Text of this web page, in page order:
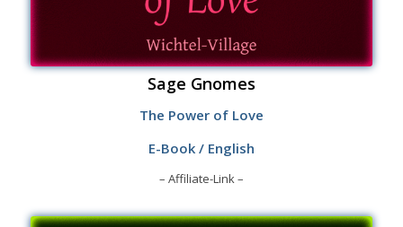
Sage Gnomes
The Power of Love
E-Book / English
– Affiliate-Link –